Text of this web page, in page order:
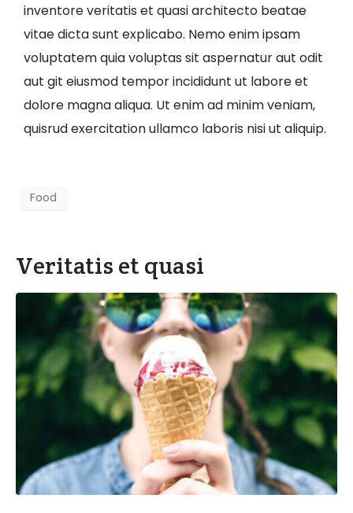
inventore veritatis et quasi architecto beatae
vitae dicta sunt explicabo. Nemo enim ipsam
voluptatem quia voluptas sit aspernatur aut odit
aut git eiusmod tempor incididunt ut labore et
dolore magna aliqua. Ut enim ad minim veniam,
quisrud exercitation ullamco laboris nisi ut aliquip.
Food
Veritatis et quasi